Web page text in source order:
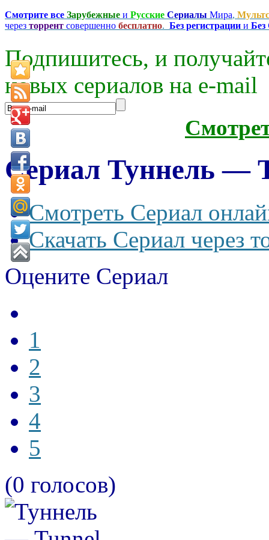
Смотрите все Зарубежные и Русские Сериалы Мира,
через торрент совершенно бесплатно. Без регистрации и
Подпишитесь, и
новых сериалов на e-mаil
Сериал Туннель —
Смотреть Сериал
Скачать Сериал через
Оцените Сериал
1
2
3
4
5
(0 голосов)